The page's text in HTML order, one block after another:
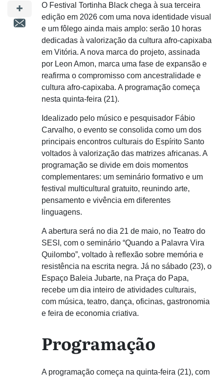
O Festival Tortinha Black chega à sua terceira
edição em 2026 com uma nova identidade visual
e um fôlego ainda mais amplo: serão 10 horas
dedicadas à valorização da cultura afro-capixaba
em Vitória. A nova marca do projeto, assinada
por Leon Amon, marca uma fase de expansão e
reafirma o compromisso com ancestralidade e
cultura afro-capixaba. A programação começa
nesta quinta-feira (21).
Idealizado pelo músico e pesquisador Fábio
Carvalho, o evento se consolida como um dos
principais encontros culturais do Espírito Santo
voltados à valorização das matrizes africanas. A
programação se divide em dois momentos
complementares: um seminário formativo e um
festival multicultural gratuito, reunindo arte,
pensamento e vivência em diferentes
linguagens.
A abertura será no dia 21 de maio, no Teatro do
SESI, com o seminário “Quando a Palavra Vira
Quilombo”, voltado à reflexão sobre memória e
resistência na escrita negra. Já no sábado (23), o
Espaço Baleia Jubarte, na Praça do Papa,
recebe um dia inteiro de atividades culturais,
com música, teatro, dança, oficinas, gastronomia
e feira de economia criativa.
Programação
A programação começa na quinta-feira (21), com